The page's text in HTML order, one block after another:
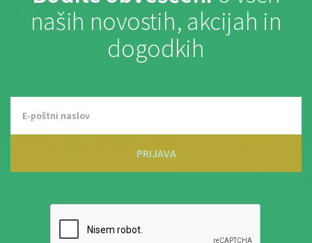
naših novostih, akcijah in
dogodkih
PRIJAVA